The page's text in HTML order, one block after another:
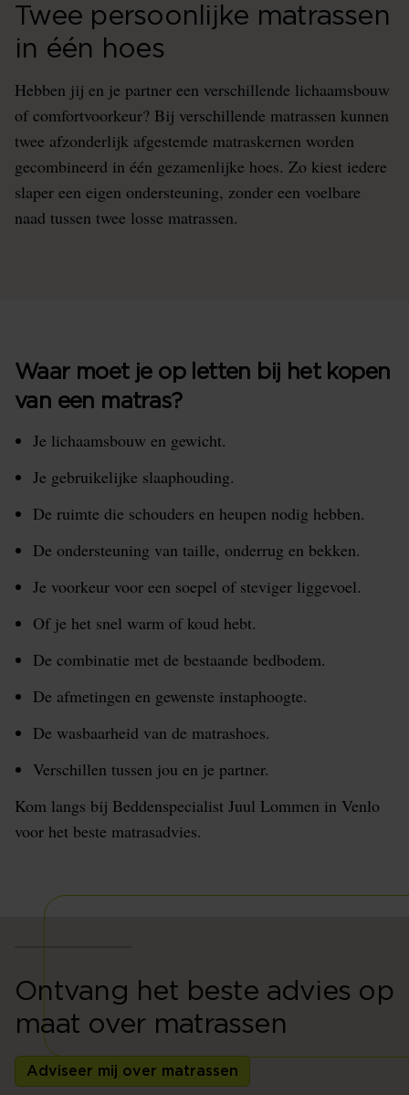
Twee persoonlijke matrassen
in één hoes
Hebben jij en je partner een verschillende lichaamsbouw
of comfortvoorkeur? Bij verschillende matrassen kunnen
twee afzonderlijk afgestemde matraskernen worden
gecombineerd in één gezamenlijke hoes. Zo kiest iedere
slaper een eigen ondersteuning, zonder een voelbare
naad tussen twee losse matrassen.
Waar moet je op letten bij het kopen
van een matras?
Je lichaamsbouw en gewicht.
Je gebruikelijke slaaphouding.
De ruimte die schouders en heupen nodig hebben.
De ondersteuning van taille, onderrug en bekken.
Je voorkeur voor een soepel of steviger liggevoel.
Of je het snel warm of koud hebt.
De combinatie met de bestaande bedbodem.
De afmetingen en gewenste instaphoogte.
De wasbaarheid van de matrashoes.
Verschillen tussen jou en je partner.
Kom langs bij Beddenspecialist Juul Lommen in Venlo
voor het beste matrasadvies.
Ontvang het beste advies op
maat over matrassen
Adviseer mij over matrassen